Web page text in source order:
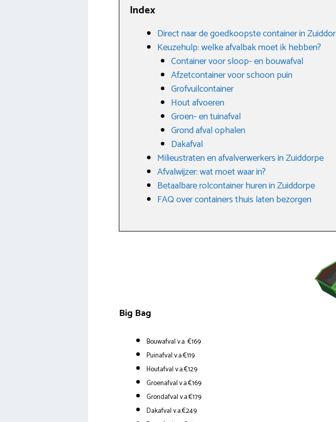
Index
Direct naar de goedkoopste container in
Keuzehulp: welke afvalbak moet ik hebben?
Container voor sloop- en bouwafval
Afzetcontainer voor schoon puin
Grofvuilcontainer
Hout afvoeren
Groen- en tuinafval
Grond afval ophalen
Dakafval
Milieustraten en afvalverwerkers in Zuiddorpe
Afvalwijzer: wat moet waar in?
Betaalbare rolcontainer huren in Zuiddorpe
FAQ over containers thuis laten bezorgen
Big Bag
Bouwafval v.a. €169
Puinafval v.a.€119
Houtafval v.a.€129
Groenafval v.a.€169
Grondafval v.a.€179
Dakafval v.a.€249